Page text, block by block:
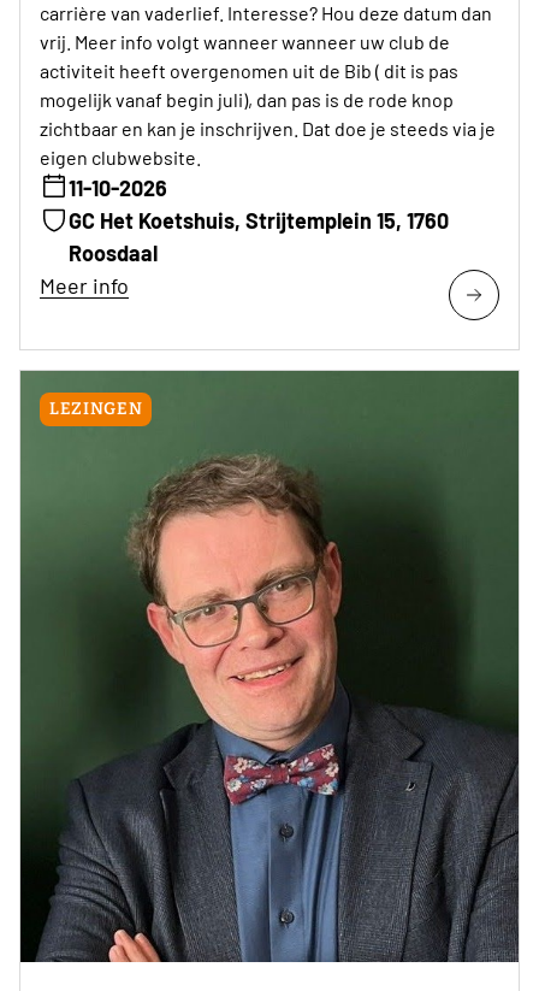
carrière van vaderlief. Interesse? Hou deze datum dan
vrij. Meer info volgt wanneer wanneer uw club de
activiteit heeft overgenomen uit de Bib ( dit is pas
mogelijk vanaf begin juli), dan pas is de rode knop
zichtbaar en kan je inschrijven. Dat doe je steeds via je
eigen clubwebsite.
11-10-2026
GC Het Koetshuis, Strijtemplein 15, 1760
Roosdaal
Meer info
LEZINGEN